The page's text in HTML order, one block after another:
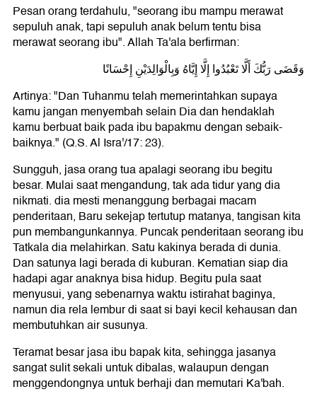
Pesan orang terdahulu, "seorang ibu mampu merawat
sepuluh anak, tapi sepuluh anak belum tentu bisa
merawat seorang ibu". Allah Ta'ala berfirman:
وَقَضَى رَبُّكَ أَلَّا تَعْبُدُوا إِلَّا إِيَّاهُ وَبِالْوَالِدَيْنِ إِحْسَانًا
Artinya: "Dan Tuhanmu telah memerintahkan supaya
kamu jangan menyembah selain Dia dan hendaklah
kamu berbuat baik pada ibu bapakmu dengan sebaik-
baiknya." (Q.S. Al Isra'/17: 23).
Sungguh, jasa orang tua apalagi seorang ibu begitu
besar. Mulai saat mengandung, tak ada tidur yang dia
nikmati. dia mesti menanggung berbagai macam
penderitaan, Baru sekejap tertutup matanya, tangisan kita
pun membangunkannya. Puncak penderitaan seorang ibu
Tatkala dia melahirkan. Satu kakinya berada di dunia.
Dan satunya lagi berada di kuburan. Kematian siap dia
hadapi agar anaknya bisa hidup. Begitu pula saat
menyusui, yang sebenarnya waktu istirahat baginya,
namun dia rela lembur di saat si bayi kecil kehausan dan
membutuhkan air susunya.
Teramat besar jasa ibu bapak kita, sehingga jasanya
sangat sulit sekali untuk dibalas, walaupun dengan
menggendongnya untuk berhaji dan memutari Ka'bah.